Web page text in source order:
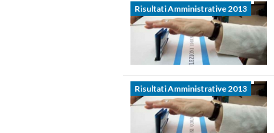
Risultati Amministrative 2013
Risultati Amministrative 2013